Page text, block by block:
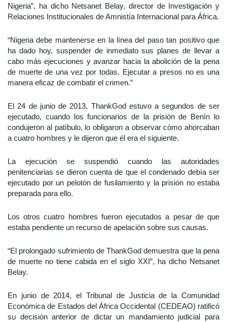
Nigeria”, ha dicho Netsanet Belay, director de Investigación y
Relaciones Institucionales de Amnistía Internacional para África.
“Nigeria debe mantenerse en la línea del paso tan positivo que
ha dado hoy, suspender de inmediato sus planes de llevar a
cabo más ejecuciones y avanzar hacia la abolición de la pena
de muerte de una vez por todas. Ejecutar a presos no es una
manera eficaz de combatir el crimen.”
El 24 de junio de 2013, ThankGod estuvo a segundos de ser
ejecutado, cuando los funcionarios de la prisión de Benín lo
condujeron al patíbulo, lo obligaron a observar cómo ahorcaban
a cuatro hombres y le dijeron que él era el siguiente.
La ejecución se suspendió cuando las autoridades
penitenciarias se dieron cuenta de que el condenado debía ser
ejecutado por un pelotón de fusilamiento y la prisión no estaba
preparada para ello.
Los otros cuatro hombres fueron ejecutados a pesar de que
estaba pendiente un recurso de apelación sobre sus causas.
“El prolongado sufrimiento de ThankGod demuestra que la pena
de muerte no tiene cabida en el siglo XXI”, ha dicho Netsanet
Belay.
En junio de 2014, el Tribunal de Justicia de la Comunidad
Económica de Estados del África Occidental (CEDEAO) ratificó
su decisión anterior de dictar un mandamiento judicial para